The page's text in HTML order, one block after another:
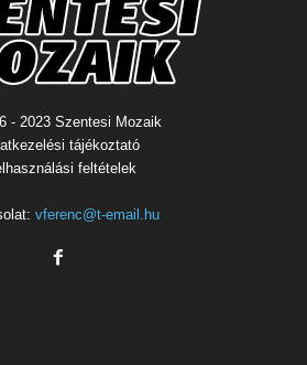
- 2023 Szentesi Mozaik
tájékoztató
feltételek
vferenc@t-email.hu